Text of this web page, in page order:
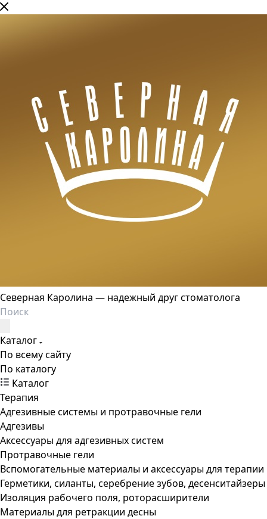
Северная Каролина — надежный друг стоматолога
Каталог
По всему сайту
По каталогу
Каталог
Терапия
Адгезивные системы и протравочные гели
Адгезивы
Аксессуары для адгезивных систем
Протравочные гели
Вспомогательные материалы и аксессуары для терапии
Герметики, силанты, серебрение зубов, десенситайзеры
Изоляция рабочего поля, роторасширители
Материалы для ретракции десны